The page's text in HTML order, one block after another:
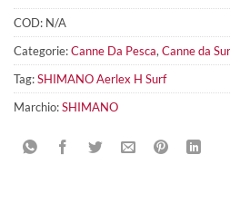
COD: N/A
Categorie:Canne Da Pesca, Canne da
Tag:SHIMANO Aerlex H Surf
Marchio:SHIMANO